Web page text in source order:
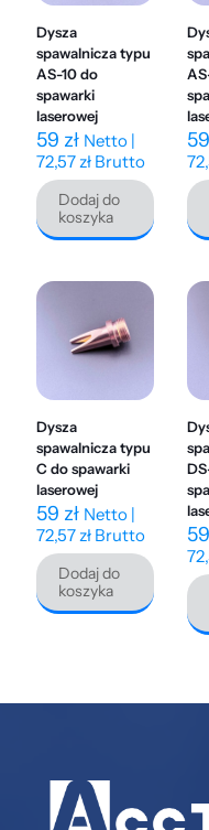
Dysza
spawalnicza typu
AS-10 do
spawarki
laserowej
59 zł Netto |
72,57zł Brutto
Dodaj do
koszyka
59
Dysza
spawalnicza typu
C do spawarki
laserowej
59 zł Netto |
72,57 zł Brutto
Dodaj do
koszyka
59